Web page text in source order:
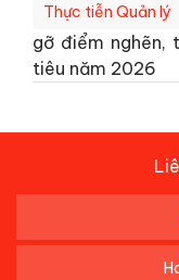
Thực tiễn Quản lý
gỡ điểm nghẽn,
tiêu năm 2026